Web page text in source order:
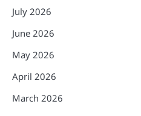
July 2026
June 2026
May 2026
April 2026
March 2026